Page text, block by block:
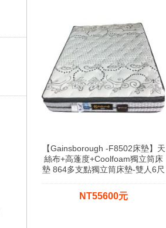
【Gainsborough -F8502床墊】天
絲布+高蓬度+Coolfoam獨立筒床
墊 864多支點獨立筒床墊-雙人6尺
NT55600元